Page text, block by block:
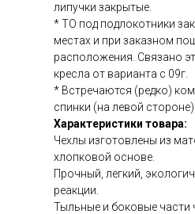
липучки закрытые.
* ТО под подлокотники
местах и при заказном
расположения. Связано
кресла от варианта с 09г.
* Встречаются (редко)
спинки (на левой
Характеристики товара:
Чехлы изготовлены из
хлопковой основе.
Прочный, легкий,
реакции.
Тыльные и боковые части